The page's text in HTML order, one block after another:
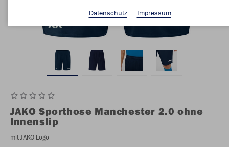
JAKO Sporthose Manchester 2.0 ohne
Innenslip
mit JAKO Logo
Datenschutz
Impressum